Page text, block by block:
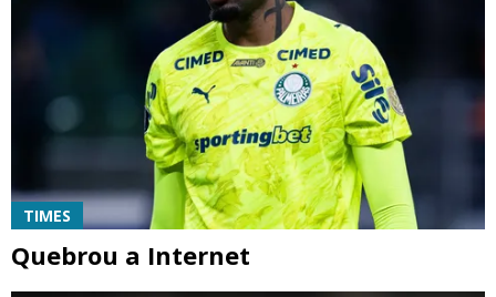
TIMES
Quebrou a Internet